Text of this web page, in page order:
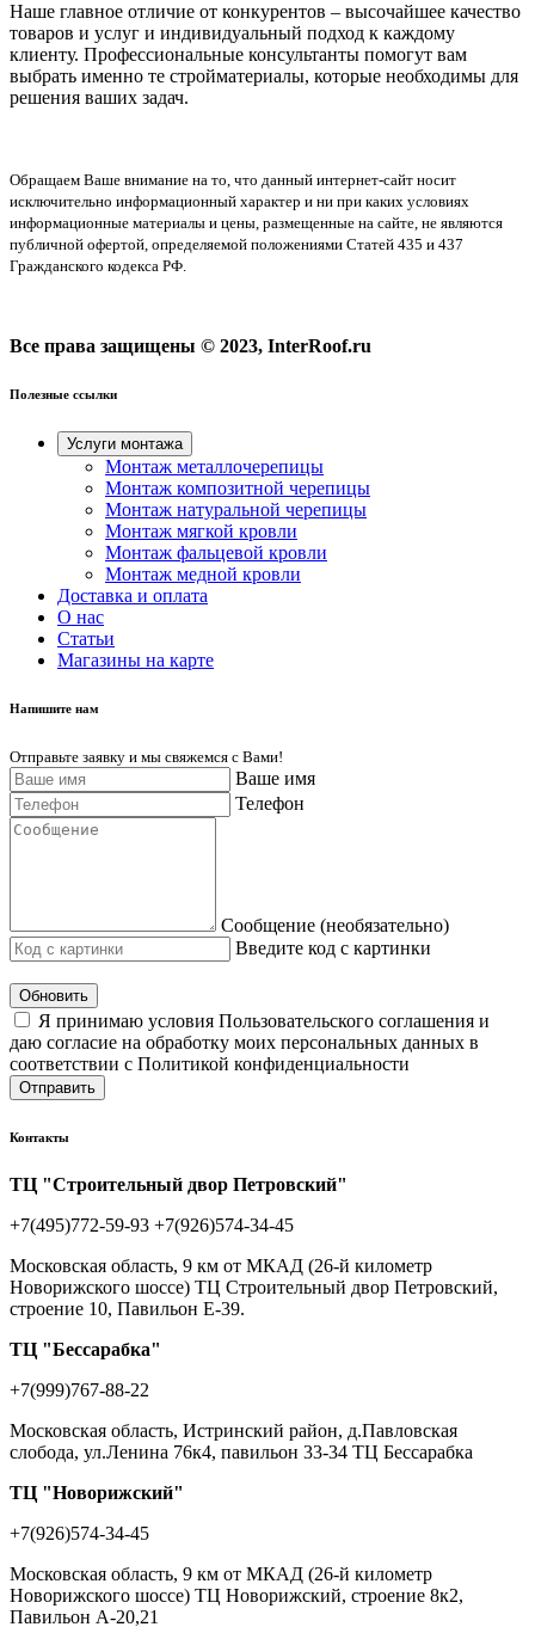
Наше главное отличие от конкурентов – высочайшее качество
товаров и услуг и индивидуальный подход к каждому
клиенту. Профессиональные консультанты помогут вам
выбрать именно те стройматериалы, которые необходимы для
решения ваших задач.
Обращаем Ваше внимание на то, что данный интернет-сайт носит
исключительно информационный характер и ни при каких условиях
информационные материалы и цены, размещенные на сайте, не являются
публичной офертой, определяемой положениями Статей 435 и 437
Гражданского кодекса РФ.
Все права защищены © 2023, InterRoof.ru
Полезные ссылки
Услуги монтажа
Монтаж металлочерепицы
Монтаж композитной черепицы
Монтаж натуральной черепицы
Монтаж мягкой кровли
Монтаж фальцевой кровли
Монтаж медной кровли
Доставка и оплата
О нас
Cтатьи
Магазины на карте
Напишите нам
Отправьте заявку и мы свяжемся с Вами!
Ваше имя
Телефон
Сообщение (необязательно)
Введите код с картинки
Обновить
Я принимаю условия Пользовательского соглашения и
даю согласие на обработку моих персональных данных в
соответствии с Политикой конфиденциальности
Отправить
Контакты
ТЦ "Строительный двор Петровский"
+7(495)772-59-93 +7(926)574-34-45
Московская область, 9 км от МКАД (26-й километр
Новорижского шоссе) ТЦ Строительный двор Петровский,
строение 10, Павильон Е-39.
ТЦ "Бессарабка"
+7(999)767-88-22
Московская область, Истринский район, д.Павловская
слобода, ул.Ленина 76к4, павильон 33-34 ТЦ Бессарабка
ТЦ "Новорижский"
+7(926)574-34-45
Московская область, 9 км от МКАД (26-й километр
Новорижского шоссе) ТЦ Новорижский, строение 8к2,
Павильон А-20,21